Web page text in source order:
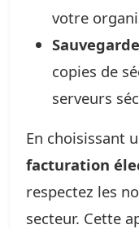
votre
copies de
serveurs
En choisissant
facturation
respectez les
secteur. Cette